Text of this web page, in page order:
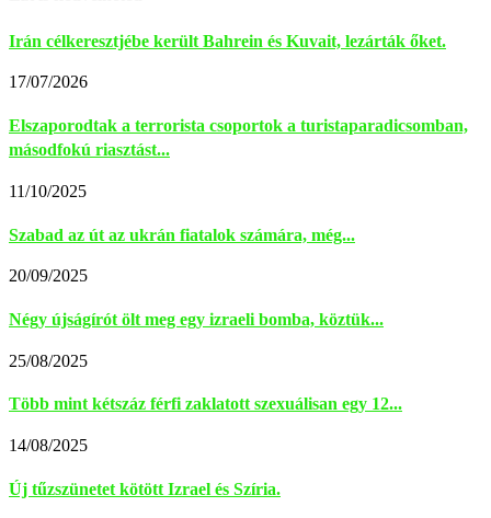
Irán célkeresztjébe került Bahrein és Kuvait, lezárták őket.
17/07/2026
Elszaporodtak a terrorista csoportok a turistaparadicsomban,
másodfokú riasztást...
11/10/2025
Szabad az út az ukrán fiatalok számára, még...
20/09/2025
Négy újságírót ölt meg egy izraeli bomba, köztük...
25/08/2025
Több mint kétszáz férfi zaklatott szexuálisan egy 12...
14/08/2025
Új tűzszünetet kötött Izrael és Szíria.